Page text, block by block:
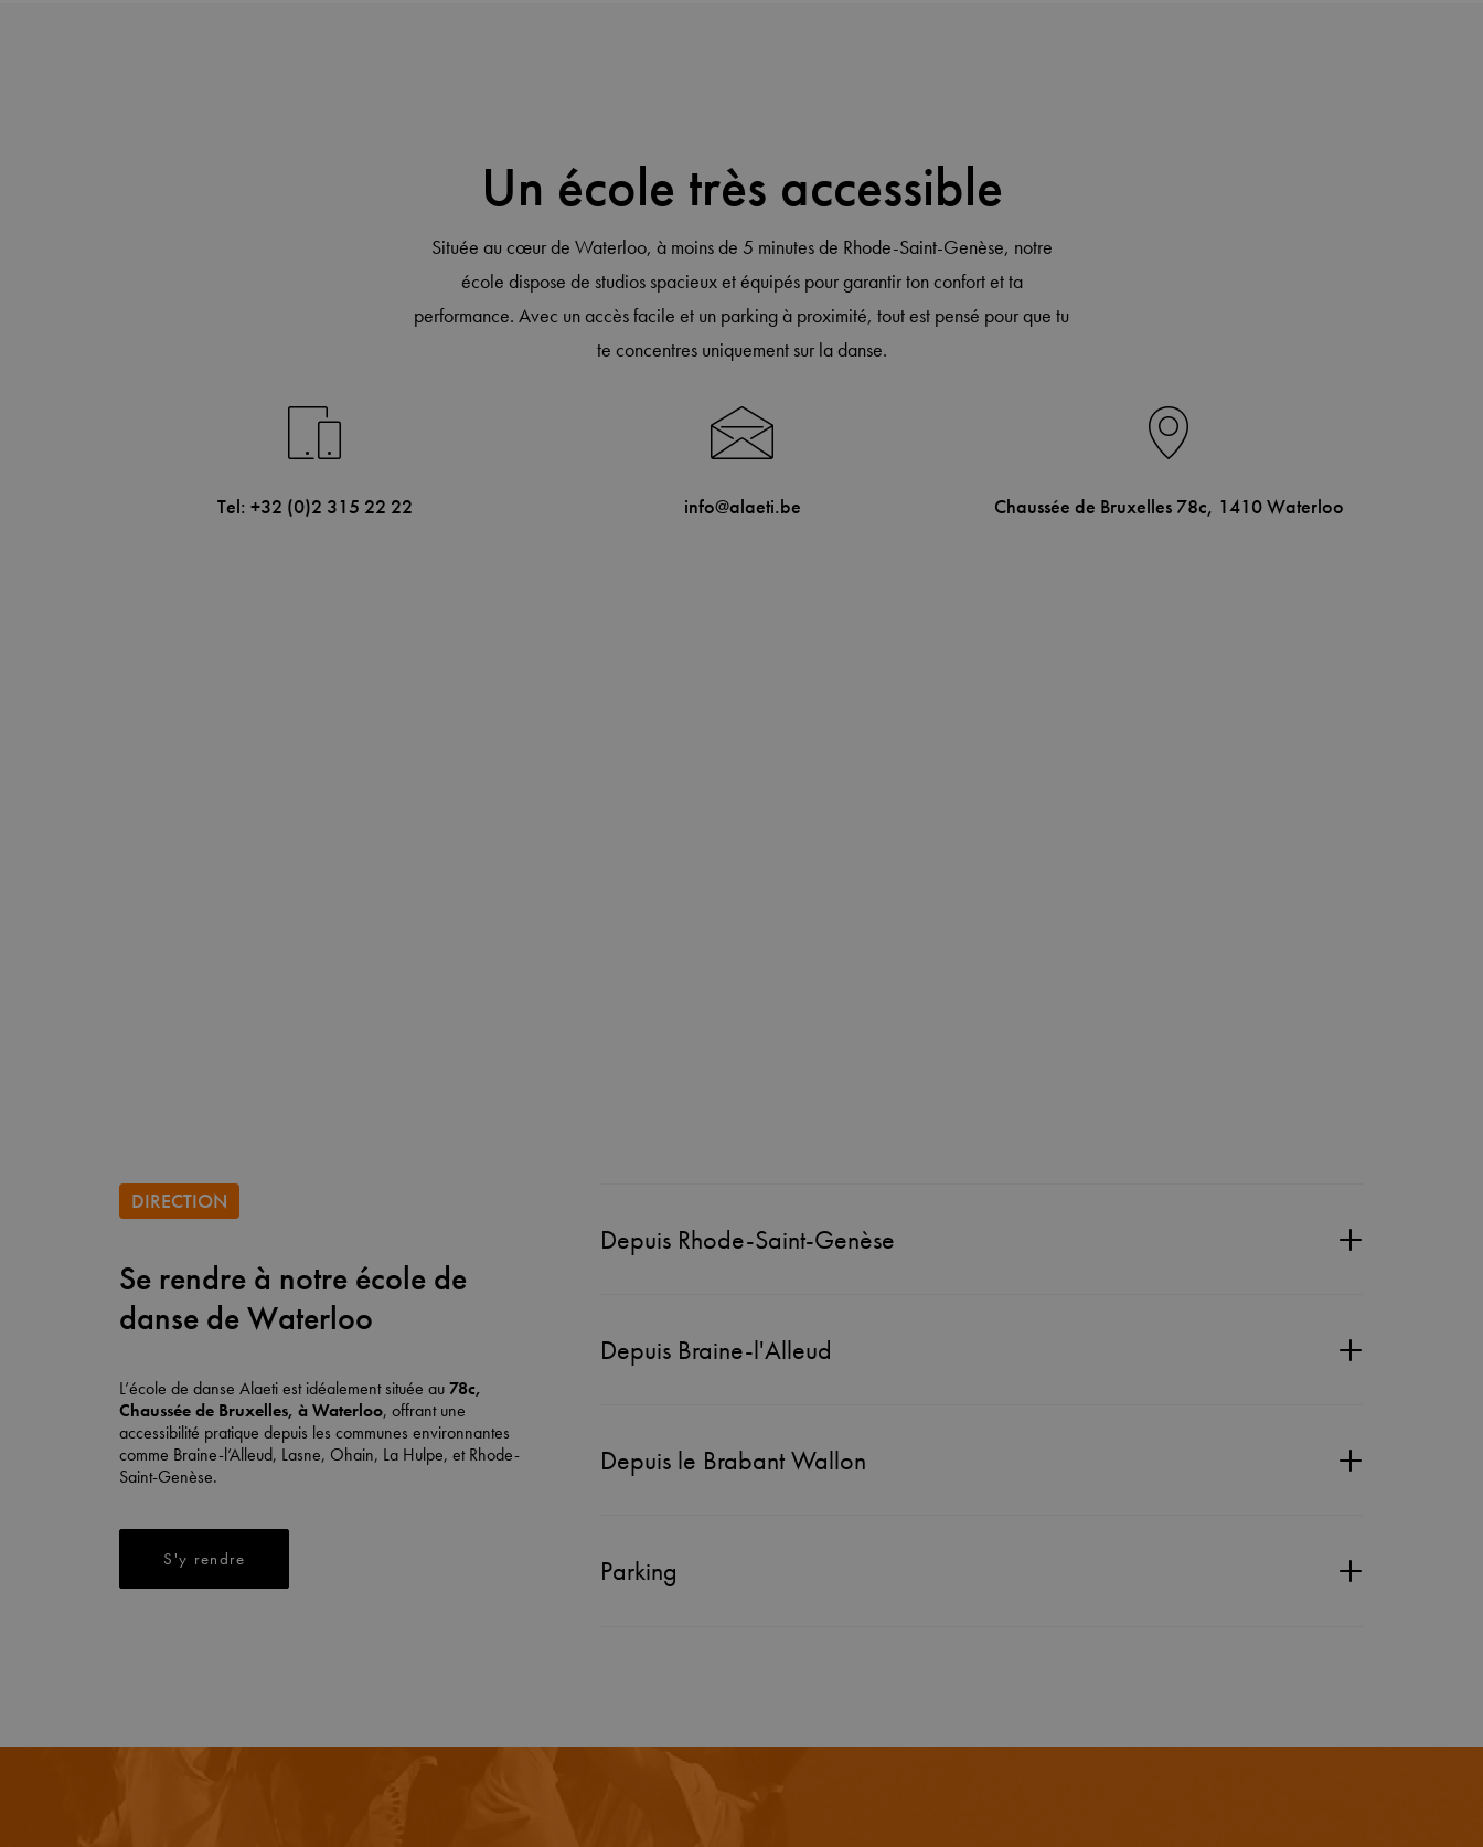
Un école très accessible
Située au cœur de Waterloo, à moins de 5 minutes de Rhode-Saint-Genèse, notre
école dispose de studios spacieux et équipés pour garantir ton confort et ta
performance. Avec un accès facile et un parking à proximité, tout est pensé pour que tu
te concentres uniquement sur la danse.
Tel: +32 (0)2 315 22 22 info@alaeti.be Chaussée de Bruxelles 78c, 1410 Waterloo
DIRECTION
Se rendre à notre école de
danse de Waterloo
L’école de danse Alaeti est idéalement située au78c,
Chaussée de Bruxelles, à Waterloo, offrant une
accessibilité pratique depuis les communes environnantes
comme Braine-l’Alleud, Lasne, Ohain, La Hulpe, etRhode-
Saint-Genèse.
S'y rendre
Depuis Rhode-Saint-Genèse
Depuis Braine-l'Alleud
Depuis le Brabant Wallon
Parking